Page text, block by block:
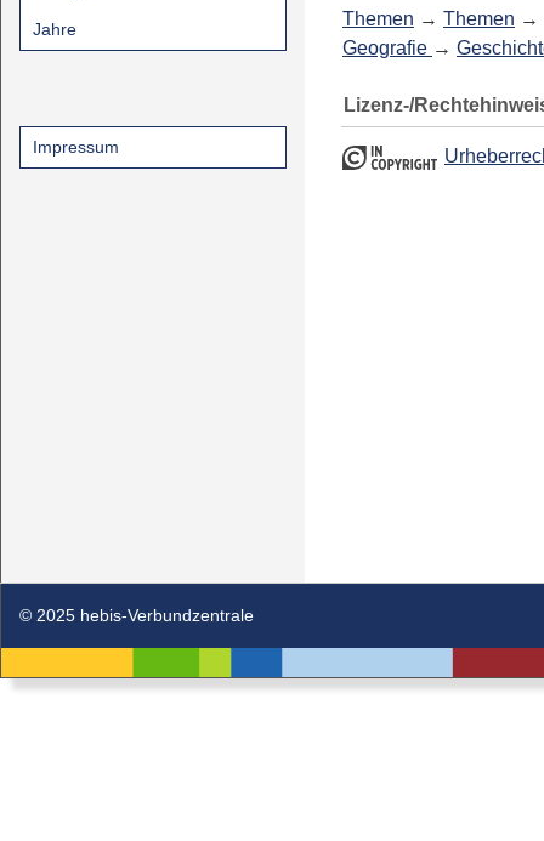
Jahre
Impressum
Themen → Themen →
Geografie →
Lizenz-/
© 2025 hebis-Verbundzentrale